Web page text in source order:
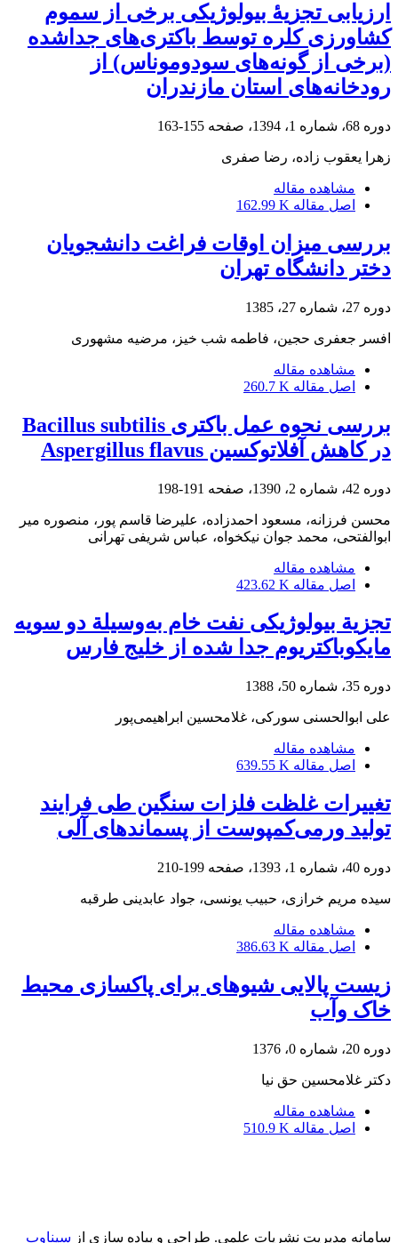
‌ارزیابی تجزیۀ بیولوژیکی برخی از سموم
کشاورزی کلره توسط باکتری‌های جدا‌شده
(برخی از گونه‌های سودوموناس) از
رودخانه‌های استان مازندران
دوره 68، شماره 1، 1394، صفحه 155-163
زهرا یعقوب زاده، رضا صفری
مشاهده مقاله
اصل مقاله 162.99 K
بررسی میزان اوقات فراغت دانشجویان
دختر دانشگاه تهران
دوره 27، شماره 27، 1385
افسر جعفری حجین، فاطمه شب خیز، مرضیه مشهوری
مشاهده مقاله
اصل مقاله 260.7 K
بررسی نحوه عمل باکتری Bacillus subtilis
در کاهش آفلاتوکسین Aspergillus flavus
دوره 42، شماره 2، 1390، صفحه 191-198
محسن فرزانه، مسعود احمدزاده، علیرضا قاسم پور، منصوره میر
ابوالفتحی، محمد جوان نیکخواه، عباس شریفی تهرانی
مشاهده مقاله
اصل مقاله 423.62 K
تجزیة بیولوژیکی نفت خام به‌وسیلة دو سویه
مایکوباکتریوم جدا شده از خلیج فارس
دوره 35، شماره 50، 1388
علی ابوالحسنی سورکی، غلامحسین ابراهیمی‌پور
مشاهده مقاله
اصل مقاله 639.55 K
تغییرات غلظت فلزات سنگین طی فرایند
تولید ورمی‌کمپوست از پسماندهای آلی
دوره 40، شماره 1، 1393، صفحه 199-210
سیده مریم خرازی، حبیب یونسی، جواد عابدینی طرقبه
مشاهده مقاله
اصل مقاله 386.63 K
زیست پالایی شیوهای برای پاکسازی محیط
خاک وآب
دوره 20، شماره 0، 1376
دکتر غلامحسین حق نیا
مشاهده مقاله
اصل مقاله 510.9 K
سامانه مدیریت نشریات علمی. طراحی و پیاده سازی از سیناوب